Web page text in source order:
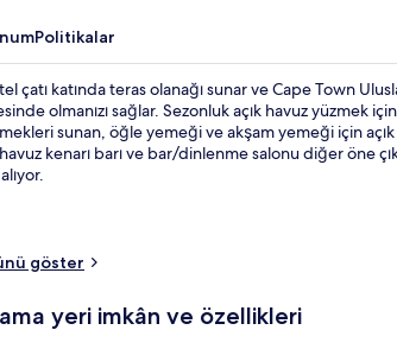
Politikalar
çatı katında teras olanağı sunar ve Cape Town
olmanızı sağlar. Sezonluk açık havuz yüzmek
sunan, öğle yemeği ve akşam yemeği için
kenarı barı ve bar/dinlenme salonu diğer öne
göster
yeri imkân ve özellikleri